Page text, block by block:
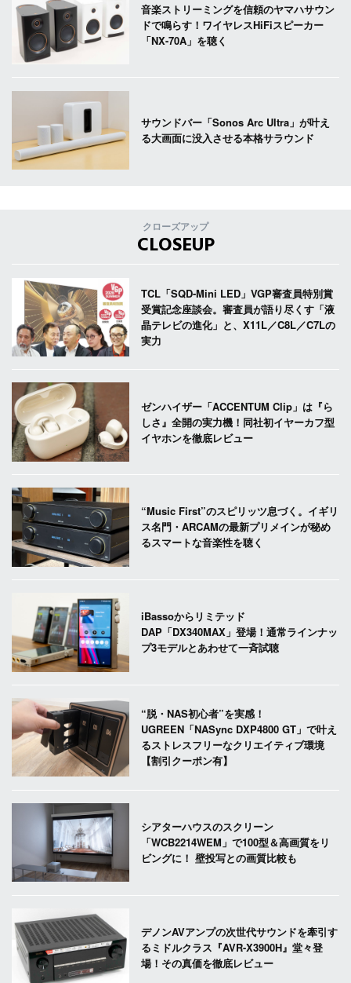
音楽ストリーミングを信頼のヤマハサウン
ドで鳴らす！ワイヤレスHiFiスピーカー
「NX-70A」を聴く
サウンドバー「Sonos Arc Ultra」が叶え
る大画面に没入させる本格サラウンド
クローズアップ
CLOSEUP
TCL「SQD-Mini LED」VGP審査員特別賞
受賞記念座談会。審査員が語り尽くす「液
晶テレビの進化」と、X11L／C8L／C7Lの
実力
ゼンハイザー「ACCENTUM Clip」は『ら
しさ』全開の実力機！同社初イヤーカフ型
イヤホンを徹底レビュー
“Music First”のスピリッツ息づく。イギリ
ス名門・ARCAMの最新プリメインが秘め
るスマートな音楽性を聴く
iBassoからリミテッド
DAP「DX340MAX」登場！通常ラインナッ
プ3モデルとあわせて一斉試聴
“脱・NAS初心者”を実感！
UGREEN「NASync DXP4800 GT」で叶え
るストレスフリーなクリエイティブ環境
【割引クーポン有】
シアターハウスのスクリーン
「WCB2214WEM」で100型＆高画質をリ
ビングに！ 壁投写との画質比較も
デノンAVアンプの次世代サウンドを牽引す
るミドルクラス『AVR-X3900H』堂々登
場！その真価を徹底レビュー